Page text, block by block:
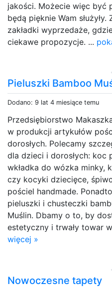
jakości. Możecie więc być
będą pięknie Wam
zakładki wyprzedaże,
ciekawe propozycje. ...
Pieluszki Bamboo
Dodano: 9 lat 4 miesiące temu
Przedsiębiorstwo
w produkcji artykułów
dorosłych. Polecamy
dla dzieci i dorosłych: koc
wkładka do wózka minky,
czy kocyki dziecięce,
pościel handmade.
pieluszki i chusteczki
Muślin. Dbamy o to, by
estetyczny i trwały towar
więcej »
Nowoczesne tapety